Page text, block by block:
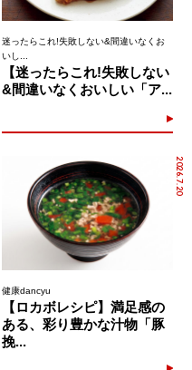
迷ったらこれ!失敗しない&間違いなくお
いし...
【迷ったらこれ!失敗しない
&間違いなくおいしい「ア...
2026.7.20
健康dancyu
【ロカボレシピ】満足感の
ある、彩り豊かな汁物「豚
挽...